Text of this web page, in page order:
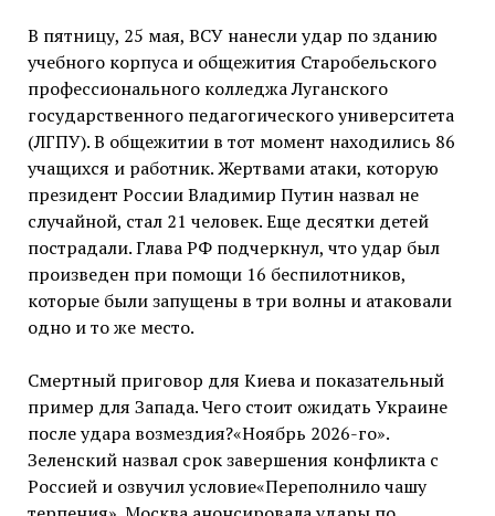
В пятницу, 25 мая, ВСУ нанесли удар по зданию
учебного корпуса и общежития Старобельского
профессионального колледжа Луганского
государственного педагогического университета
(ЛГПУ). В общежитии в тот момент находились 86
учащихся и работник. Жертвами атаки, которую
президент России Владимир Путин назвал не
случайной, стал 21 человек. Еще десятки детей
пострадали. Глава РФ подчеркнул, что удар был
произведен при помощи 16 беспилотников,
которые были запущены в три волны и атаковали
одно и то же место.
Смертный приговор для Киева и показательный
пример для Запада. Чего стоит ожидать Украине
после удара возмездия?«Ноябрь 2026-го».
Зеленский назвал срок завершения конфликта с
Россией и озвучил условие«Переполнило чашу